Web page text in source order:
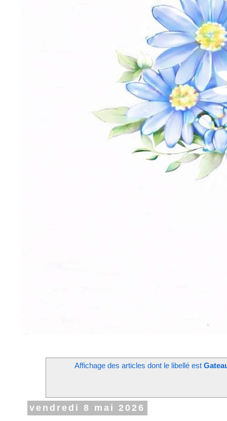
Affichage des articles dont le libellé est
vendredi 8 mai 2026